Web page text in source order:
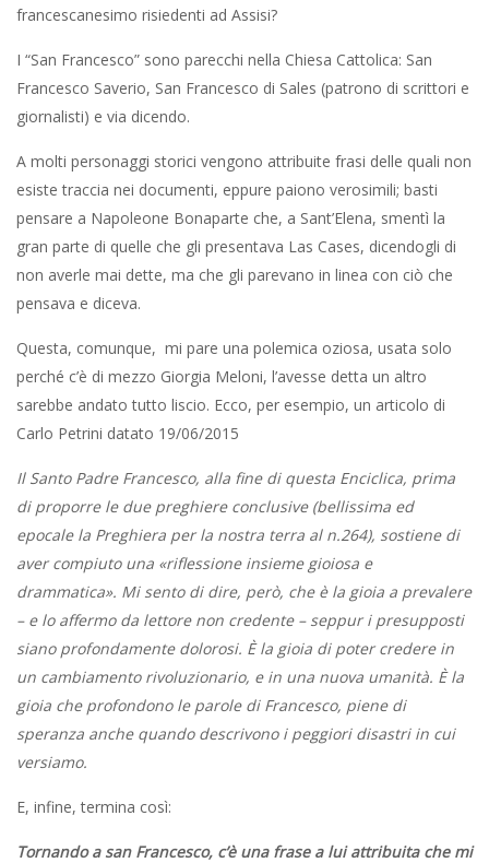
francescanesimo risiedenti ad Assisi?
I “San Francesco” sono parecchi nella Chiesa Cattolica: San
Francesco Saverio, San Francesco di Sales (patrono di scrittori e
giornalisti) e via dicendo.
A molti personaggi storici vengono attribuite frasi delle quali non
esiste traccia nei documenti, eppure paiono verosimili; basti
pensare a Napoleone Bonaparte che, a Sant’Elena, smentì la
gran parte di quelle che gli presentava Las Cases, dicendogli di
non averle mai dette, ma che gli parevano in linea con ciò che
pensava e diceva.
Questa, comunque, mi pare una polemica oziosa, usata solo
perché c’è di mezzo Giorgia Meloni, l’avesse detta un altro
sarebbe andato tutto liscio. Ecco, per esempio, un articolo di
Carlo Petrini datato 19/06/2015
Il Santo Padre Francesco, alla fine di questa Enciclica, prima
di proporre le due preghiere conclusive (bellissima ed
epocale la Preghiera per la nostra terra al n.264), sostiene di
aver compiuto una «riflessione insieme gioiosa e
drammatica». Mi sento di dire, però, che è la gioia a prevalere
– e lo affermo da lettore non credente – seppur i presupposti
siano profondamente dolorosi. È la gioia di poter credere in
un cambiamento rivoluzionario, e in una nuova umanità. È la
gioia che profondono le parole di Francesco, piene di
speranza anche quando descrivono i peggiori disastri in cui
versiamo.
E, infine, termina così:
Tornando a san Francesco, c’è una frase a lui attribuita che mi